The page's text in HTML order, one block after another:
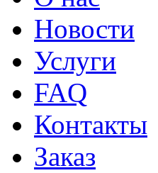
Новости
Услуги
FAQ
Контакты
Заказ